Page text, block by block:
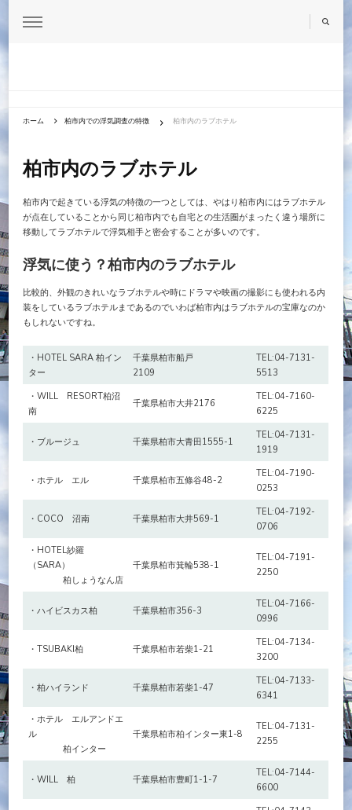
柏市で浮気探偵探すなら
アルシュ柏支部
ホーム 柏市内での浮気調査の特徴 柏市内のラブホテル
柏市内のラブホテル
柏市内で起きている浮気の特徴の一つとしては、やはり柏市内にはラブホテル
が点在していることから同じ柏市内でも自宅との生活圏がまったく違う場所に
移動してラブホテルで浮気相手と密会することが多いのです。
浮気に使う？柏市内のラブホテル
比較的、外観のきれいなラブホテルや時にドラマや映画の撮影にも使われる内
装をしているラブホテルまであるのでいわば柏市内はラブホテルの宝庫なのか
もしれないですね。
・HOTEL SARA 柏イン
ター
千葉県柏市船戸
2109
TEL:04-7131-
5513
・WILL RESORT柏沼
南
千葉県柏市大井2176
TEL:04-7160-
6225
・ブルージュ 千葉県柏市大青田1555-1
TEL:04-7131-
1919
・ホテル エル 千葉県柏市五條谷48-2
TEL:04-7190-
0253
・COCO 沼南 千葉県柏市大井569-1
TEL:04-7192-
0706
・HOTEL紗羅
（SARA）
柏しょうなん店
千葉県柏市箕輪538-1
TEL:04-7191-
2250
・ハイビスカス柏 千葉県柏市356-3
TEL:04-7166-
0996
・TSUBAKI柏 千葉県柏市若柴1-21
TEL:04-7134-
3200
・柏ハイランド 千葉県柏市若柴1-47
TEL:04-7133-
6341
・ホテル エルアンドエ
ル
柏インター
千葉県柏市柏インター東1-8
TEL:04-7131-
2255
・WILL 柏 千葉県柏市豊町1-1-7
TEL:04-7144-
6600